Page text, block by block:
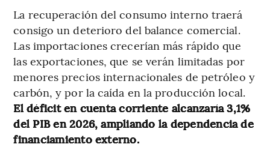
La recuperación del consumo interno traerá
consigo un deterioro del balance comercial.
Las importaciones crecerían más rápido que
las exportaciones, que se verán limitadas por
menores precios internacionales de petróleo y
carbón, y por la caída en la producción local.
El déficit en cuenta corriente alcanzaría 3,1%
del PIB en 2026, ampliando la dependencia de
financiamiento externo.